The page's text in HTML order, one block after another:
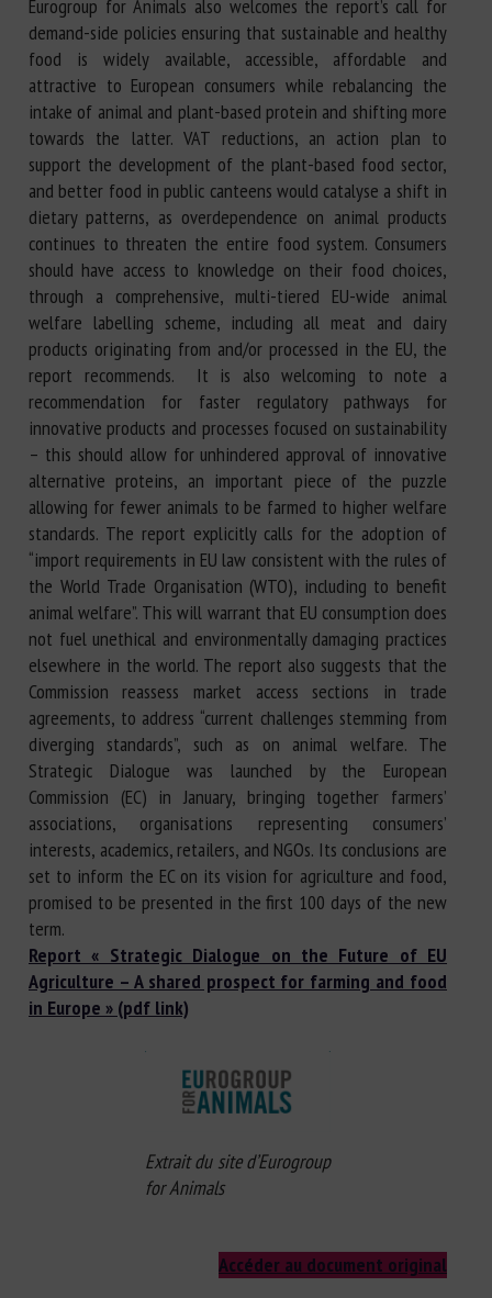
Eurogroup for Animals also welcomes the report’s call for
demand-side policies ensuring that sustainable and healthy
food is widely available, accessible, affordable and
attractive to European consumers while rebalancing the
intake of animal and plant-based protein and shifting more
towards the latter. VAT reductions, an action plan to
support the development of the plant-based food sector,
and better food in public canteens would catalyse a shift in
dietary patterns, as overdependence on animal products
continues to threaten the entire food system. Consumers
should have access to knowledge on their food choices,
through a comprehensive, multi-tiered EU-wide animal
welfare labelling scheme, including all meat and dairy
products originating from and/or processed in the EU, the
report recommends. It is also welcoming to note a
recommendation for faster regulatory pathways for
innovative products and processes focused on sustainability
– this should allow for unhindered approval of innovative
alternative proteins, an important piece of the puzzle
allowing for fewer animals to be farmed to higher welfare
standards. The report explicitly calls for the adoption of
“import requirements in EU law consistent with the rules of
the World Trade Organisation (WTO), including to benefit
animal welfare”. This will warrant that EU consumption does
not fuel unethical and environmentally damaging practices
elsewhere in the world. The report also suggests that the
Commission reassess market access sections in trade
agreements, to address “current challenges stemming from
diverging standards”, such as on animal welfare. The
Strategic Dialogue was launched by the European
Commission (EC) in January, bringing together farmers’
associations, organisations representing consumers’
interests, academics, retailers, and NGOs. Its conclusions are
set to inform the EC on its vision for agriculture and food,
promised to be presented in the first 100 days of the new
term.
Report « Strategic Dialogue on the Future of EU
Agriculture – A shared prospect for farming and food
in Europe » (pdf link)
Extrait du site d’Eurogroup
for Animals
Accéder au document original